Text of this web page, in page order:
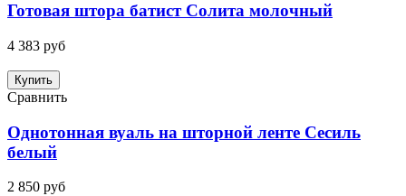
Готовая штора батист Солита молочный
4 383 руб
Купить
Сравнить
Однотонная вуаль на шторной ленте Сесиль
белый
2 850 руб